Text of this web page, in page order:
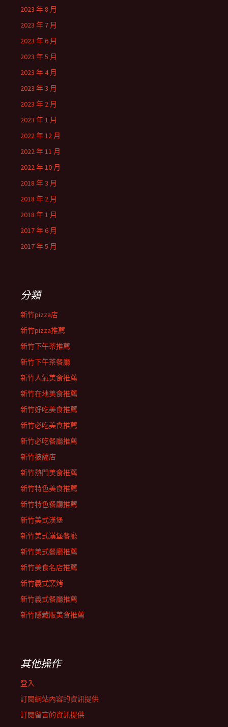
2023 年 8 月
2023 年 7 月
2023 年 6 月
2023 年 5 月
2023 年 4 月
2023 年 3 月
2023 年 2 月
2023 年 1 月
2022 年 12 月
2022 年 11 月
2022 年 10 月
2018 年 3 月
2018 年 2 月
2018 年 1 月
2017 年 6 月
2017 年 5 月
分類
新竹pizza店
新竹pizza推薦
新竹下午茶推薦
新竹下午茶餐廳
新竹人氣美食推薦
新竹在地美食推薦
新竹好吃美食推薦
新竹必吃美食推薦
新竹必吃餐廳推薦
新竹披薩店
新竹熱門美食推薦
新竹特色美食推薦
新竹特色餐廳推薦
新竹美式漢堡
新竹美式漢堡餐廳
新竹美式餐廳推薦
新竹美食名店推薦
新竹義式窯烤
新竹義式餐廳推薦
新竹隱藏版美食推薦
其他操作
登入
訂閱網站內容的資訊提供
訂閱留言的資訊提供